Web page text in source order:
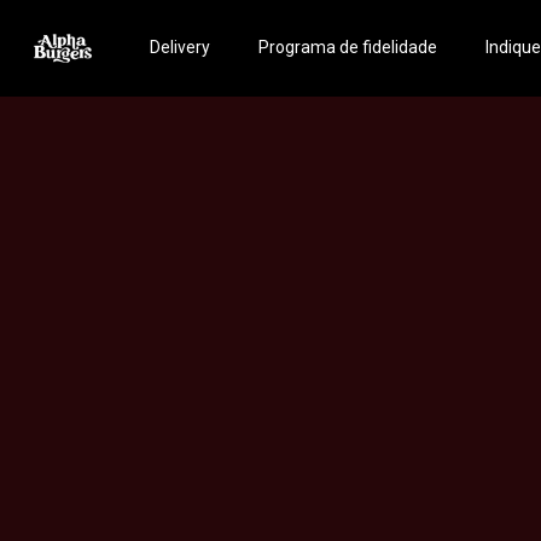
Delivery Programa de fidelidade